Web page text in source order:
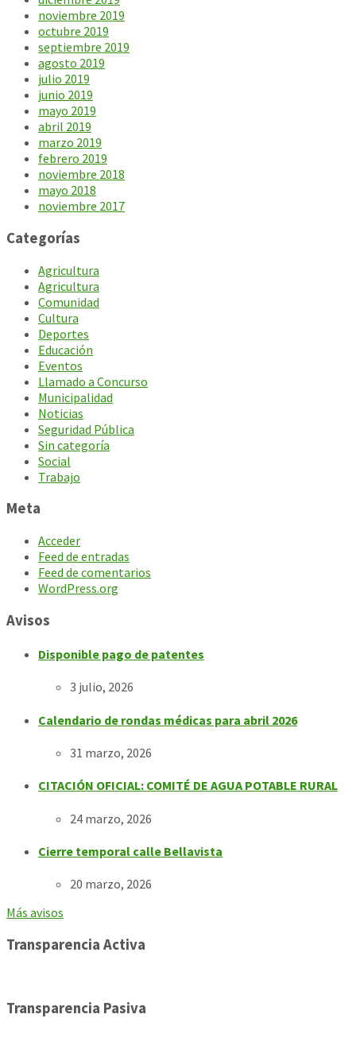
noviembre 2019
octubre 2019
septiembre 2019
agosto 2019
julio 2019
junio 2019
mayo 2019
abril 2019
marzo 2019
febrero 2019
noviembre 2018
mayo 2018
noviembre 2017
Categorías
Agricultura
Agricultura
Comunidad
Cultura
Deportes
Educación
Eventos
Llamado a Concurso
Municipalidad
Noticias
Seguridad Pública
Sin categoría
Social
Trabajo
Meta
Acceder
Feed de entradas
Feed de comentarios
WordPress.org
Avisos
Disponible pago de patentes
3 julio, 2026
Calendario de rondas médicas para abril 2026
31 marzo, 2026
CITACIÓN OFICIAL: COMITÉ DE AGUA POTABLE RURAL
24 marzo, 2026
Cierre temporal calle Bellavista
20 marzo, 2026
Más avisos
Transparencia Activa
Transparencia Pasiva